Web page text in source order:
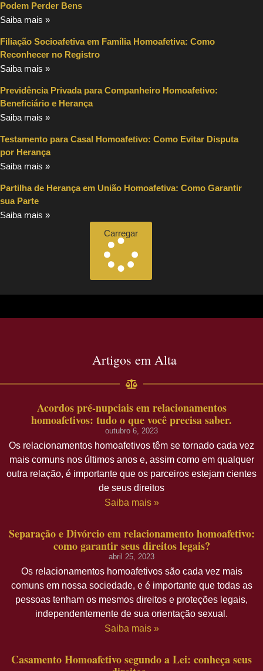
Podem Perder Bens
Saiba mais »
Filiação Socioafetiva em Família Homoafetiva: Como
Reconhecer no Registro
Saiba mais »
Previdência Privada para Companheiro Homoafetivo:
Beneficiário e Herança
Saiba mais »
Testamento para Casal Homoafetivo: Como Evitar Disputa
por Herança
Saiba mais »
Partilha de Herança em União Homoafetiva: Como Garantir
sua Parte
Saiba mais »
Carregar
Artigos em Alta
Acordos pré-nupciais em relacionamentos
homoafetivos: tudo o que você precisa saber.
outubro 6, 2023
Os relacionamentos homoafetivos têm se tornado cada vez
mais comuns nos últimos anos e, assim como em qualquer
outra relação, é importante que os parceiros estejam cientes
de seus direitos
Saiba mais »
Separação e Divórcio em relacionamento homoafetivo:
como garantir seus direitos legais?
abril 25, 2023
Os relacionamentos homoafetivos são cada vez mais
comuns em nossa sociedade, e é importante que todas as
pessoas tenham os mesmos direitos e proteções legais,
independentemente de sua orientação sexual.
Saiba mais »
Casamento Homoafetivo segundo a Lei: conheça seus